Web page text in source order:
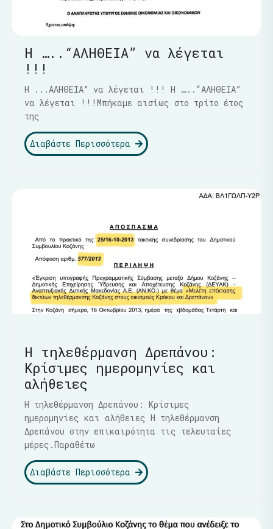
Η …..“ΑΛΗΘΕΙΑ” να λέγεται
!!!
Η ...ΑΛΗΘΕΙΑ” να λέγεται !!! Η …..“ΑΛΗΘΕΙΑ”
να λέγεται !!!Μπήκαμε αισίως στο τρίτο έτος
της
Διαβάστε Περισσότερα
Η τηλεθέρμανση Δρεπάνου:
Κρίσιμες ημερομηνίες και
αλήθειες
Η τηλεθέρμανση Δρεπάνου: Κρίσιμες
ημερομηνίες και αλήθειες Η τηλεθέρμανση
Δρεπάνου στην επικαιρότητα τις τελευταίες
μέρες.Παραθέτω
Διαβάστε Περισσότερα